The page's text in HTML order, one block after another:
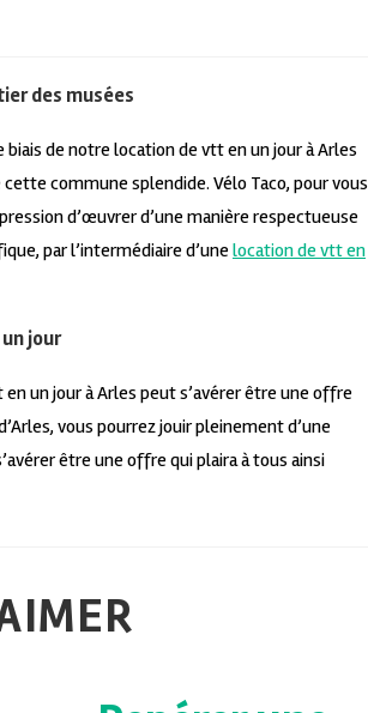
des musées
de notre location de vtt en un jour à Arles
commune splendide. Vélo Taco, pour vous
d’œuvrer d’une manière respectueuse
par l’intermédiaire d’une location de vtt en
jour
un jour à Arles peut s’avérer être une offre
vous pourrez jouir pleinement d’une
être une offre qui plaira à tous ainsi